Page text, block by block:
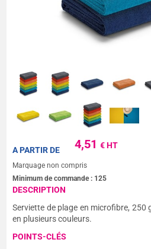
4,51€ HT
A PARTIR DE
Marquage non compris
Minimum de commande : 125
DESCRIPTION
Serviette de plage en microfibre, 250
en plusieurs couleurs.
POINTS-CLÉS